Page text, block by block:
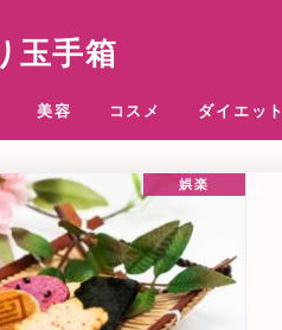
玉手箱
美容 コスメ ダイエット
娯楽